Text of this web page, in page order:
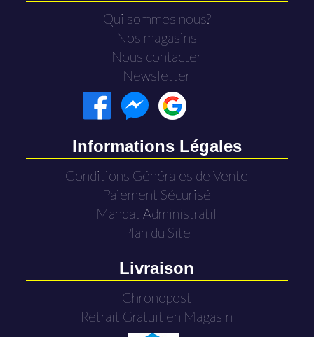
Qui sommes nous?
Nos magasins
Nous contacter
Newsletter
Informations Légales
Conditions Générales de Vente
Paiement Sécurisé
Mandat Administratif
Plan du Site
Livraison
Chronopost
Retrait Gratuit en Magasin